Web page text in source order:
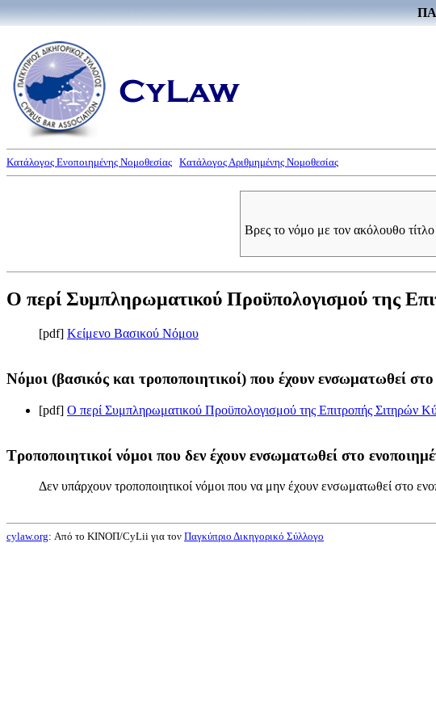
Κατάλογος Ενοποιημένης Νομοθεσίας Κατάλογος Αριθμημένης Νομοθεσίας
Βρες το νόμο με τον ακόλουθο
Ο περί Συμπληρωματικού Προϋπολογισμού της
[pdf] Κείμενο Βασικού Νόμου
Νόμοι (βασικός και τροποποιητικοί) που έχουν ενσωματωθεί στο
[pdf] Ο περί Συμπληρωματικού Προϋπολογισμού της Επιτροπής
Τροποποιητικοί νόμοι που δεν έχουν ενσωματωθεί στο
Δεν υπάρχουν τροποποιητικοί νόμοι που να μην έχουν ενσωματωθεί στο
cylaw.org: Από το ΚΙΝOΠ/CyLii για τον Παγκύπριο Δικηγορικό Σύλλογο